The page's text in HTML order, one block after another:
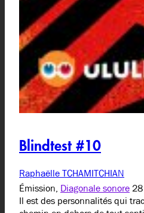
Blindtest #10
Raphaëlle TCHAMITCHIAN
Émission, Diagonale sonore
Il est des personnalités qui